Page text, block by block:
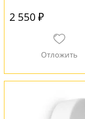
2 550 ₽